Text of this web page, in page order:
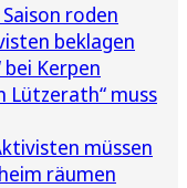
roden
beklagen
bei Kerpen
Lützerath“ muss
müssen
räumen